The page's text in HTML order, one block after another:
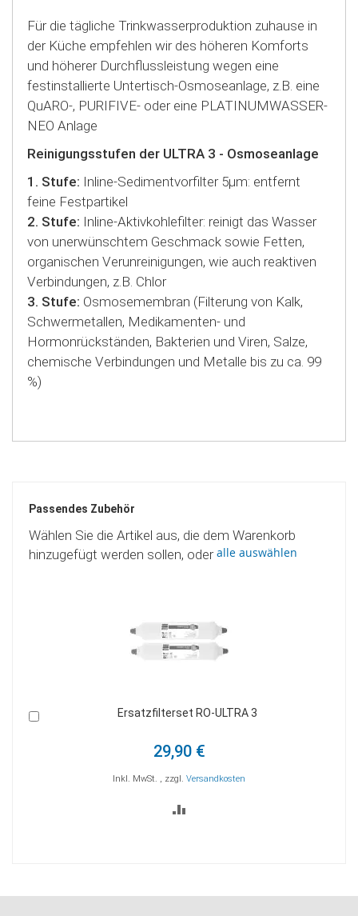
Für die tägliche Trinkwasserproduktion zuhause in
der Küche empfehlen wir des höheren Komforts
und höherer Durchflussleistung wegen eine
festinstallierte Untertisch-Osmoseanlage, z.B. eine
QuARO-, PURIFIVE- oder eine PLATINUMWASSER-
NEO Anlage
Reinigungsstufen der ULTRA 3 - Osmoseanlage
1. Stufe: Inline-Sedimentvorfilter 5µm: entfernt
feine Festpartikel
2. Stufe: Inline-Aktivkohlefilter: reinigt das Wasser
von unerwünschtem Geschmack sowie Fetten,
organischen Verunreinigungen, wie auch reaktiven
Verbindungen, z.B. Chlor
3. Stufe: Osmosemembran (Filterung von Kalk,
Schwermetallen, Medikamenten- und
Hormonrückständen, Bakterien und Viren, Salze,
chemische Verbindungen und Metalle bis zu ca. 99
%)
Passendes Zubehör
Wählen Sie die Artikel aus, die dem Warenkorb
hinzugefügt werden sollen, oderalle auswählen
Doppelpack Ersatzfilterset RO-ULTRA 3
56,82 €
Inkl. MwSt. , zzgl. Versandkosten